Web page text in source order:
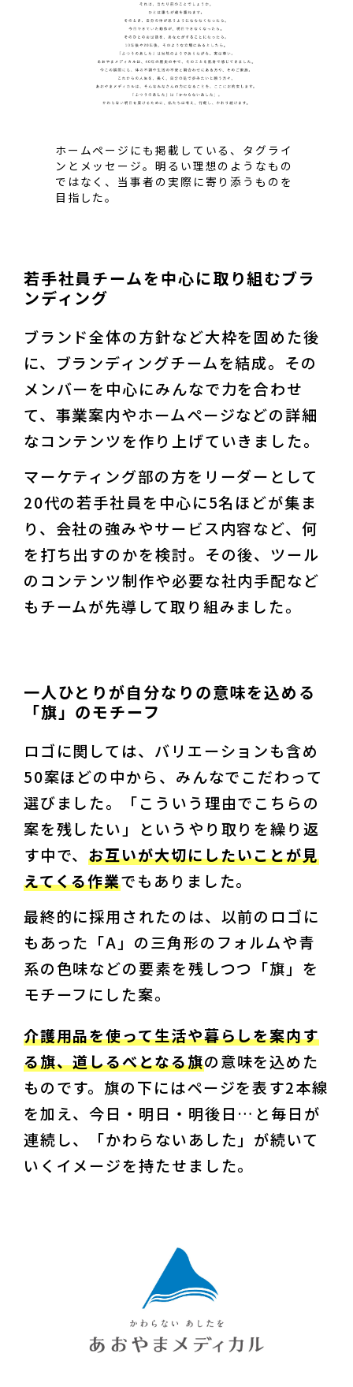
ホームページにも掲載している、タグライ
ンとメッセージ。明るい理想のようなもの
ではなく、当事者の実際に寄り添うものを
目指した。
若手社員チームを中心に取り組むブラ
ンディング
ブランド全体の方針など大枠を固めた後
に、ブランディングチームを結成。その
メンバーを中心にみんなで力を合わせ
て、事業案内やホームページなどの詳細
なコンテンツを作り上げていきました。
マーケティング部の方をリーダーとして
20代の若手社員を中心に5名ほどが集ま
り、会社の強みやサービス内容など、何
を打ち出すのかを検討。その後、ツール
のコンテンツ制作や必要な社内手配など
もチームが先導して取り組みました。
一人ひとりが自分なりの意味を込める
「旗」のモチーフ
ロゴに関しては、バリエーションも含め
50案ほどの中から、みんなでこだわって
選びました。「こういう理由でこちらの
案を残したい」というやり取りを繰り返
す中で、お互いが大切にしたいことが見
えてくる作業でもありました。
最終的に採用されたのは、以前のロゴに
もあった「A」の三角形のフォルムや青
系の色味などの要素を残しつつ「旗」を
モチーフにした案。
介護用品を使って生活や暮らしを案内す
る旗、道しるべとなる旗の意味を込めた
ものです。旗の下にはページを表す2本線
を加え、今日・明日・明後日…と毎日が
連続し、「かわらないあした」が続いて
いくイメージを持たせました。